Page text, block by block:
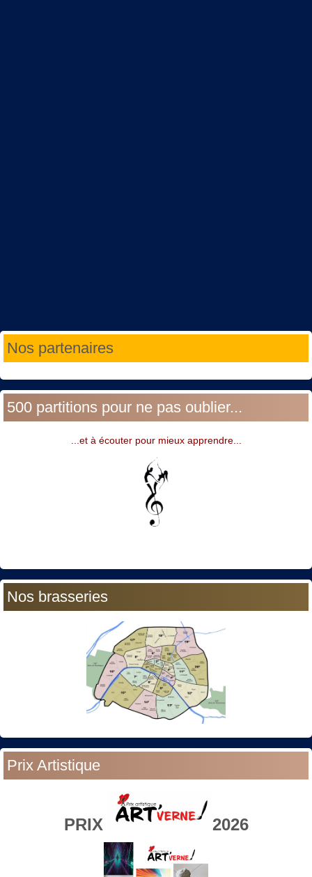
Nos partenaires
500 partitions pour ne pas oublier...
...et à écouter pour mieux apprendre...
Nos brasseries
Prix Artistique
PRIX 2026
Année
précédente
Mois
précédent
Année
suivante
Mois
suivant